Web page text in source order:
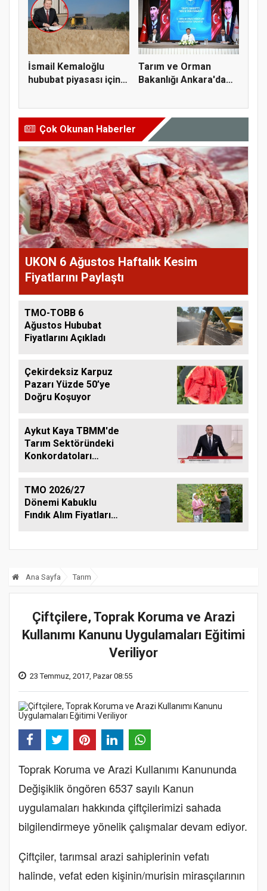
İsmail Kemaloğlu
hububat piyasası için 4
Tarım ve Orman
Bakanlığı Ankara'da
Çok Okunan Haberler
UKON 6 Ağustos Haftalık Kesim
Fiyatlarını Paylaştı
TMO-TOBB 6
Ağustos Hububat
Fiyatlarını Açıkladı
Çekirdeksiz Karpuz
Pazarı Yüzde 50’ye
Doğru Koşuyor
Aykut Kaya TBMM'de
Tarım Sektöründeki
Konkordatoları
TMO 2026/27
Dönemi Kabuklu
Fındık Alım Fiyatlarını
Ana Sayfa Tarım
Çiftçilere, Toprak Koruma ve Arazi
Kullanımı Kanunu Uygulamaları Eğitimi
Veriliyor
23 Temmuz, 2017, Pazar 08:55
Toprak Koruma ve Arazi Kullanımı Kanununda
Değişiklik öngören 6537 sayılı Kanun
uygulamaları hakkında çiftçilerimizi sahada
bilgilendirmeye yönelik çalışmalar devam ediyor.
Çiftçiler, tarımsal arazi sahiplerinin vefatı
halinde, vefat eden kişinin/murisin mirasçılarının